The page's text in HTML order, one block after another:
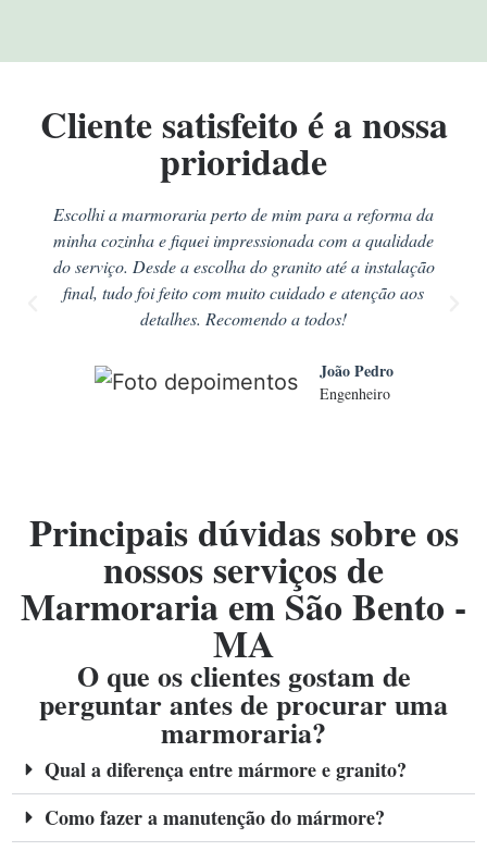
Cliente satisfeito é a nossa
prioridade
Escolhi a marmoraria perto de mim para a reforma da
minha cozinha e fiquei impressionada com a qualidade
do serviço. Desde a escolha do granito até a instalação
final, tudo foi feito com muito cuidado e atenção aos
detalhes. Recomendo a todos!
João Pedro
Engenheiro
Principais dúvidas sobre os
nossos serviços de
Marmoraria em São Bento -
MA
O que os clientes gostam de
perguntar antes de procurar uma
marmoraria?
Qual a diferença entre mármore e granito?
Como fazer a manutenção do mármore?